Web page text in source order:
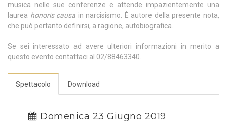
musica nelle sue conferenze e attende impazientemente una
laurea honoris causa in narcisismo. È autore della presente nota,
che può pertanto definirsi, a ragione, autobiografica.
Se sei interessato ad avere ulteriori informazioni in merito a
questo evento contattaci al 02/88463340.
Spettacolo Download
Domenica 23 Giugno 2019